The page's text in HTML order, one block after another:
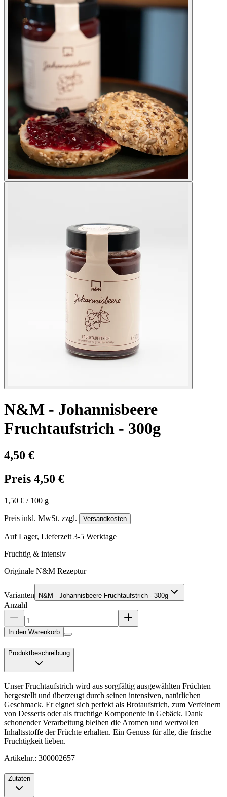
N&M - Johannisbeere
Fruchtaufstrich - 300g
4,50 €
Preis 4,50 €
1,50 € / 100 g
Preis inkl. MwSt. zzgl. Versandkosten
Auf Lager, Lieferzeit 3-5 Werktage
Fruchtig & intensiv
Originale N&M Rezeptur
Varianten N&M - Johannisbeere Fruchtaufstrich - 300g
Anzahl
In den Warenkorb
Produktbeschreibung
Unser Fruchtaufstrich wird aus sorgfältig ausgewählten Früchten
hergestellt und überzeugt durch seinen intensiven, natürlichen
Geschmack. Er eignet sich perfekt als Brotaufstrich, zum Verfeinern
von Desserts oder als fruchtige Komponente in Gebäck. Dank
schonender Verarbeitung bleiben die Aromen und wertvollen
Inhaltsstoffe der Früchte erhalten. Ein Genuss für alle, die frische
Fruchtigkeit lieben.
Artikelnr.: 300002657
Zutaten